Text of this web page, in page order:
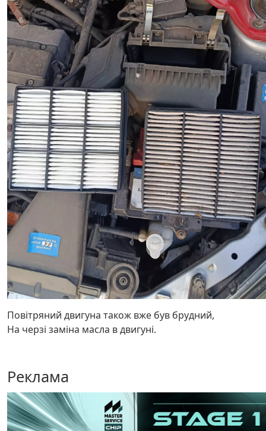
Повітряний двигуна також вже був брудний,
На черзі заміна масла в двигуні.
Реклама